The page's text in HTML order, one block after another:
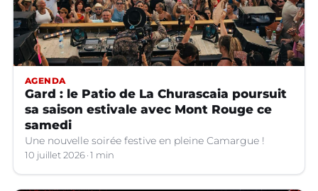
AGENDA
Gard : le Patio de La Churascaia poursuit
sa saison estivale avec Mont Rouge ce
samedi
Une nouvelle soirée festive en pleine Camargue !
10 juillet 2026 1 min